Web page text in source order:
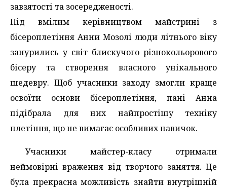
завзятості та зосередженості.
Під вмілим керівництвом майстрині з
бісероплетіння Анни Мозолі люди літнього віку
занурились у світ блискучого різнокольорового
бісеру та створення власного унікального
шедевру. Щоб учасники заходу змогли краще
освоїти основи бісероплетіння, пані Анна
підібрала для них найпростішу техніку
плетіння, що не вимагає особливих навичок.
Учасники майстер-класу отримали
неймовірні враження від творчого заняття. Це
була прекрасна можливість знайти внутрішній